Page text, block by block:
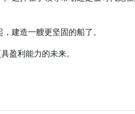
建造一艘更坚固的船了。
盈利能力的未来。